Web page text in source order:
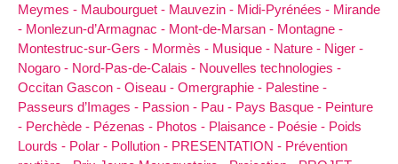
Meymes - Maubourguet - Mauvezin - Midi-Pyrénées - Mirande
- Monlezun-d’Armagnac - Mont-de-Marsan - Montagne -
Montestruc-sur-Gers - Mormès - Musique - Nature - Niger -
Nogaro - Nord-Pas-de-Calais - Nouvelles technologies -
Occitan Gascon - Oiseau - Omergraphie - Palestine -
Passeurs d’Images - Passion - Pau - Pays Basque - Peinture
- Perchède - Pézenas - Photos - Plaisance - Poésie - Poids
Lourds - Polar - Pollution - PRESENTATION - Prévention